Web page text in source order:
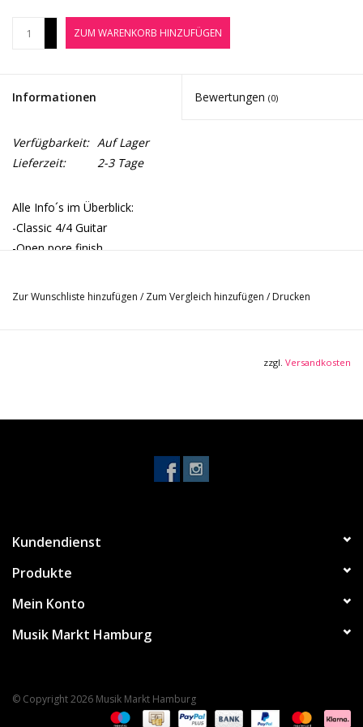
Jobbörse
Marken
ZUM WARENKORB HINZUFÜGEN
Informationen Bewertungen (0)
Verfügbarkeit: Auf Lager
Lieferzeit:
2-3 Tage
Alle Info´s im Überblick:
-Classic 4/4 Guitar
-Open pore finish
-Sapelli back and sides
Zur Wunschliste hinzufügen / Zum Vergleich hinzufügen / Drucken
zzgl. Versandkosten
Kundendienst
Produkte
Mein Konto
Musik Markt Hamburg
© Copyright 2026 Musik Markt Hamburg